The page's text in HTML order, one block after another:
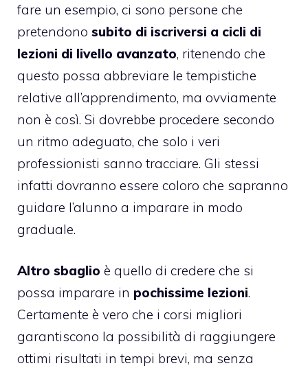
fare un esempio, ci sono persone che
pretendono subito di iscriversi a cicli di
lezioni di livello avanzato, ritenendo che
questo possa abbreviare le tempistiche
relative all’apprendimento, ma ovviamente
non è così. Si dovrebbe procedere secondo
un ritmo adeguato, che solo i veri
professionisti sanno tracciare. Gli stessi
infatti dovranno essere coloro che sapranno
guidare l’alunno a imparare in modo
graduale.
Altro sbaglio è quello di credere che si
possa imparare in pochissime lezioni.
Certamente è vero che i corsi migliori
garantiscono la possibilità di raggiungere
ottimi risultati in tempi brevi, ma senza